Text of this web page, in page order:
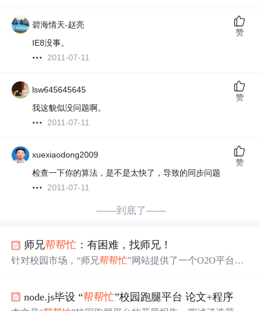
碧海情天-赵亮
IE8没事。
2011-07-11
赞
lsw645645645
我这貌似没问题啊。
2011-07-11
赞
xuexiaodong2009
检查一下你的算法，是不是太快了，导致的同步问题
2011-07-11
赞
——到底了——
师兄帮帮忙 ：有困难，找师兄！
针对校园市场，“师兄帮帮忙”网站提供了一个O2O平台，
示自己的机会。
node.js毕设 “帮帮忙”校园跑腿平台 论文+程序